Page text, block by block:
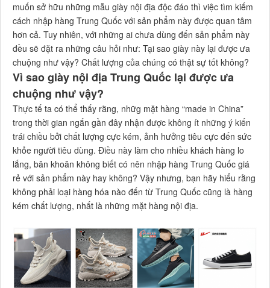
muốn sở hữu những mẫu giày nội địa độc đáo thì việc tìm kiếm
cách nhập hàng Trung Quốc với sản phẩm này được quan tâm
hơn cả. Tuy nhiên, với những ai chưa dùng đến sản phẩm này
đều sẽ đặt ra những câu hỏi như: Tại sao giày này lại được ưa
chuộng như vậy? Chất lượng của chúng có thật sự tốt không?
Vì sao giày nội địa Trung Quốc lại được ưa
chuộng như vậy?
Thực tế ta có thể thấy rằng, nhữg mặt hàng “made in China”
trong thời gian ngắn gần đây nhận được không ít những ý kiến
trái chiều bởi chất lượng cực kém, ảnh hưởng tiêu cực đến sức
khỏe người tiêu dùng. Điều này làm cho nhiều khách hàng lo
lắng, băn khoăn không biết có nên nhập hàng Trung Quốc giá
rẻ với sản phẩm này hay không? Vậy nhưng, bạn hãy hiểu rằng
không phải loại hàng hóa nào đến từ Trung Quốc cũng là hàng
kém chất lượng, nhất là những mặt hàng nội địa.